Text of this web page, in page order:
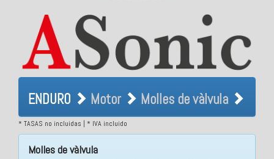
ENDURO Motor Molles de
vàlvula
ENDURO Motor Molles de vàlvula
* TASAS no incluidas | * IVA incluido
Molles de vàlvula